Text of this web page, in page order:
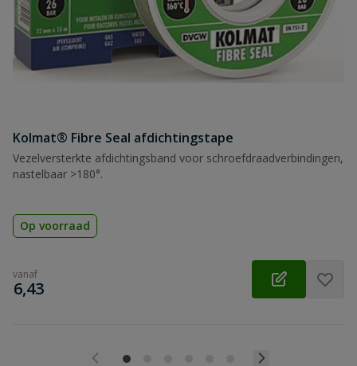
Kolmat® Fibre Seal afdichtingstape
Vezelversterkte afdichtingsband voor schroefdraadverbindingen,
nastelbaar >180°.
Op voorraad
vanaf
€
6,43